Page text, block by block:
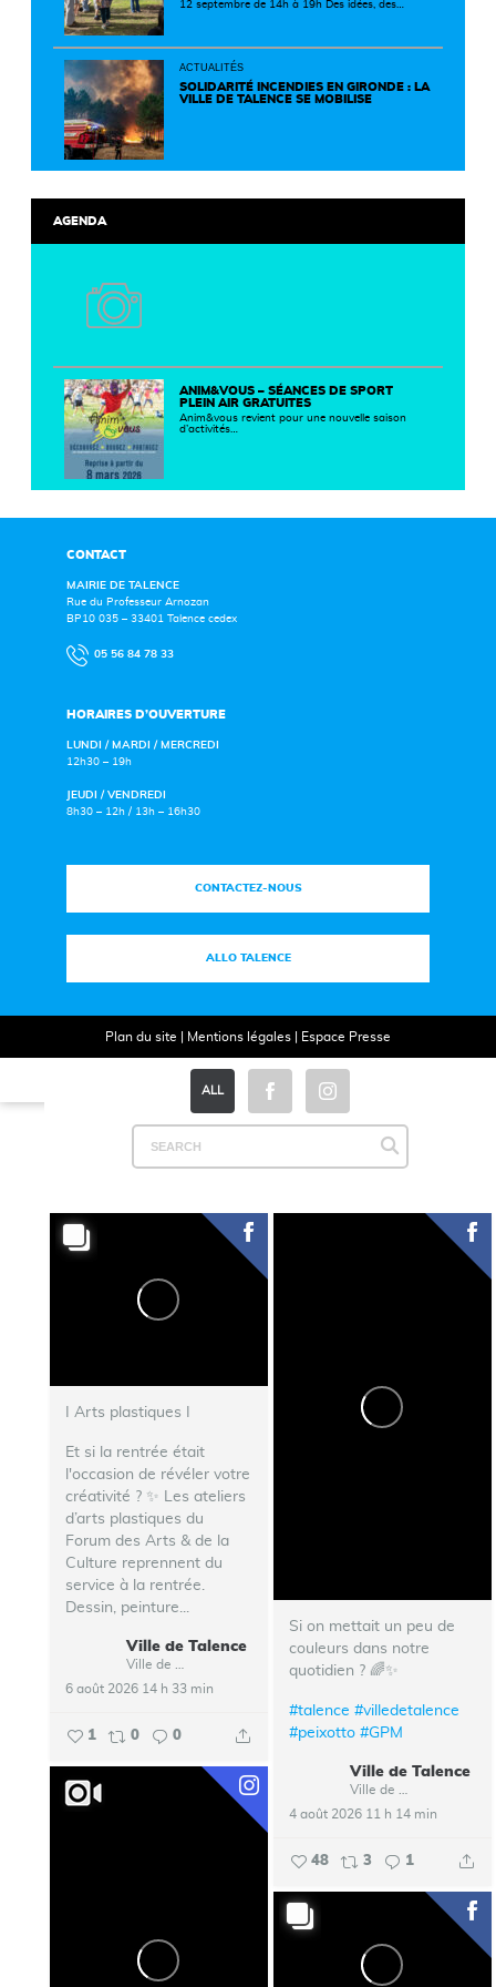
ALL
I Arts plastiques I
Et si la rentrée était
l'occasion de révéler votre
créativité ? ✨ Les ateliers
d’arts plastiques du
Forum des Arts & de la
Culture reprennent du
service à la rentrée.
Dessin, peinture...
Ville de Talence
6 août 2026 14 h 33 min
1 0 0
Si on mettait un peu de
couleurs dans notre
quotidien ? 🌈✨
#talence #villedetalence
#peixotto #GPM
Ville de Talence
4 août 2026 11 h 14 min
48 3 1
12 septembre de 14h à 19h Des idées, des
un territoire plus durable et solidaire.
ACTUALITÉS
SOLIDARITÉ INCENDIES EN GIRONDE : LA
VILLE DE TALENCE SE MOBILISE
AGENDA
ANIM&VOUS – SÉANCES DE SPORT
PLEIN AIR GRATUITES
Anim&vous revient pour une nouvelle saison
d’activités…
CONTACT
MAIRIE DE TALENCE
Rue du Professeur Arnozan
BP10 035 – 33401 Talence cedex
05 56 84 78 33
HORAIRES D’OUVERTURE
LUNDI / MARDI / MERCREDI
12h30 – 19h
JEUDI / VENDREDI
8h30 – 12h / 13h – 16h30
CONTACTEZ-NOUS
ALLO TALENCE
Plan du site Mentions légales| Espace Presse